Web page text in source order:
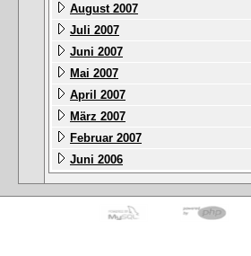
August 2007
Juli 2007
Juni 2007
Mai 2007
April 2007
März 2007
Februar 2007
Juni 2006